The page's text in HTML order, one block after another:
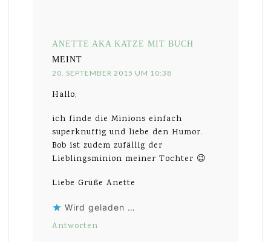
ANETTE AKA KATZE MIT BUCH
MEINT
20. SEPTEMBER 2015 UM 10:38
Hallo,
ich finde die Minions einfach
superknuffig und liebe den Humor.
Bob ist zudem zufällig der
Lieblingsminion meiner Tochter 😉
Liebe Grüße Anette
Wird geladen …
Antworten